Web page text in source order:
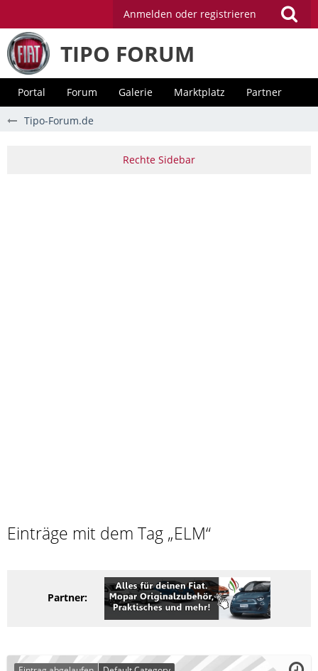
Anmelden oder registrieren
TIPO FORUM
Portal Forum Galerie Marktplatz Partner
Tipo-Forum.de
Einträge mit dem Tag „ELM“
Partner: